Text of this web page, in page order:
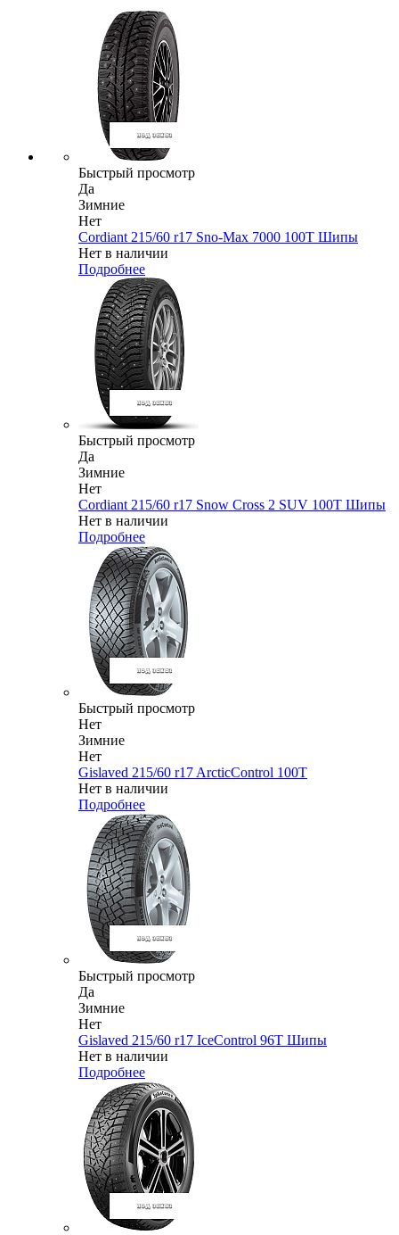
Быстрый просмотр
Да
Зимние
Нет
Cordiant 215/60 r17 Sno-Max 7000 100T Шипы
Нет в наличии
Подробнее
Быстрый просмотр
Да
Зимние
Нет
Cordiant 215/60 r17 Snow Cross 2 SUV 100T Шипы
Нет в наличии
Подробнее
Быстрый просмотр
Нет
Зимние
Нет
Gislaved 215/60 r17 ArcticControl 100T
Нет в наличии
Подробнее
Быстрый просмотр
Да
Зимние
Нет
Gislaved 215/60 r17 IceControl 96T Шипы
Нет в наличии
Подробнее